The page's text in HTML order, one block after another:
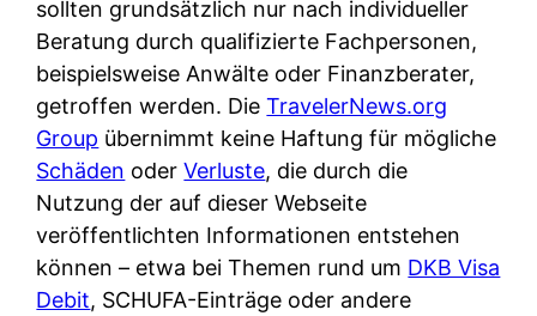
s
c
h
e
B
a
n
k
k
a
c
k
o
t
n
d
e
r
F
i
r
m
a
a
m
sollten grundsätzlich nur nach individueller
Beratung durch qualifizierte Fachpersonen,
beispielsweise Anwälte oder Finanzberater,
getroffen werden. DieTravelerNews.org
Group übernimmt keine Haftung für mögliche
Schäden oderVerluste, die durch die
Nutzung der auf dieser Webseite
veröffentlichten Informationen entstehen
können – etwa bei Themen rund um DKB Visa
Debit, SCHUFA-Einträge oder andere